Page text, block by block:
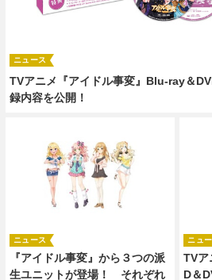
舞台
編集部ブログ・お知らせ
TVアニメ『アイドル事変』Blu-ray＆
録内容を公開！
ニュース
『アイドル事変』から３つの派
生ユニットが登場！ それぞれ
ニュース
TVア
D＆
ニュ